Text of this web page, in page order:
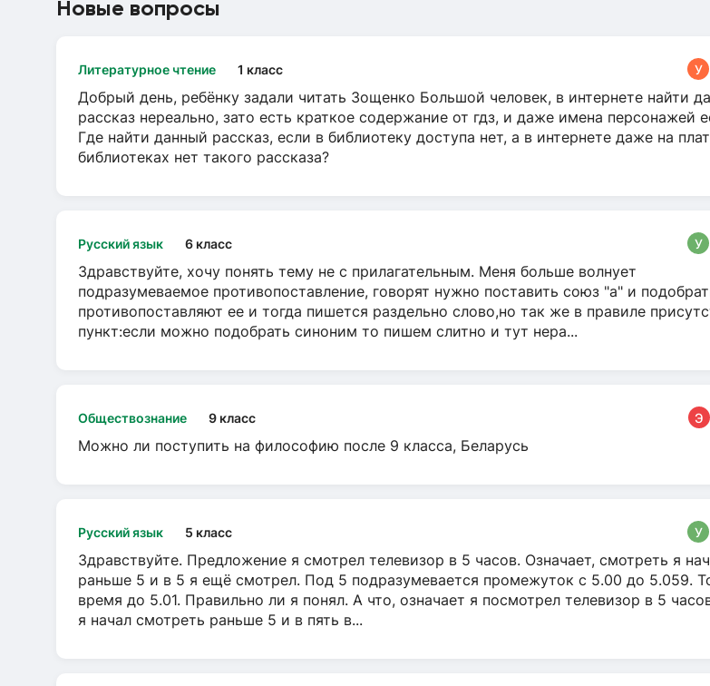
Новые вопросы
Литературное чтение 1 класс У
Добрый день, ребёнку задали читать Зощенко Большой человек, в интернете найти
рассказ нереально, зато есть краткое содержание от гдз, и даже имена персонажей
Где найти данный рассказ, если в библиотеку доступа нет, а в интернете даже на
библиотеках нет такого рассказа?
Русский язык 6 класс У
Здравствуйте, хочу понять тему не с прилагательным. Меня больше волнует
подразумеваемое противопоставление, говорят нужно поставить союз "а" и
противопоставляют ее и тогда пишется раздельно слово,но так же в правиле
пункт:если можно подобрать синоним то пишем слитно и тут нера...
Обществознание 9 класс Э
Можно ли поступить на философию после 9 класса, Беларусь
Русский язык 5 класс У
Здравствуйте. Предложение я смотрел телевизор в 5 часов. Означает, смотреть я
раньше 5 и в 5 я ещё смотрел. Под 5 подразумевается промежуток с 5.00 до 5.059.
время до 5.01. Правильно ли я понял. А что, означает я посмотрел телевизор в 5
я начал смотреть раньше 5 и в пять в...